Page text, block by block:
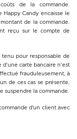
de la commande.
Happy Candy encaisse le
de la commande.
reçu sur le compte de
pour responsable de
d'une carte bancaire n'est
frauduleusement, à
de ces cas se présente,
suspendre la commande.
d’un client avec